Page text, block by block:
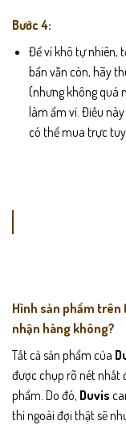
Bước 4:
Để ví khô tự nhiên,
bẩn vẫn còn, hãy
(nhưng không quá
làm ẩm ví. Điều
có thể mua trực
Hình sản phẩm trên
nhận hàng không?
Tất cả sản phẩm của
được chụp rõ nét nhất
phẩm. Do đó, Duvis
thì ngoài đợi thật sẽ